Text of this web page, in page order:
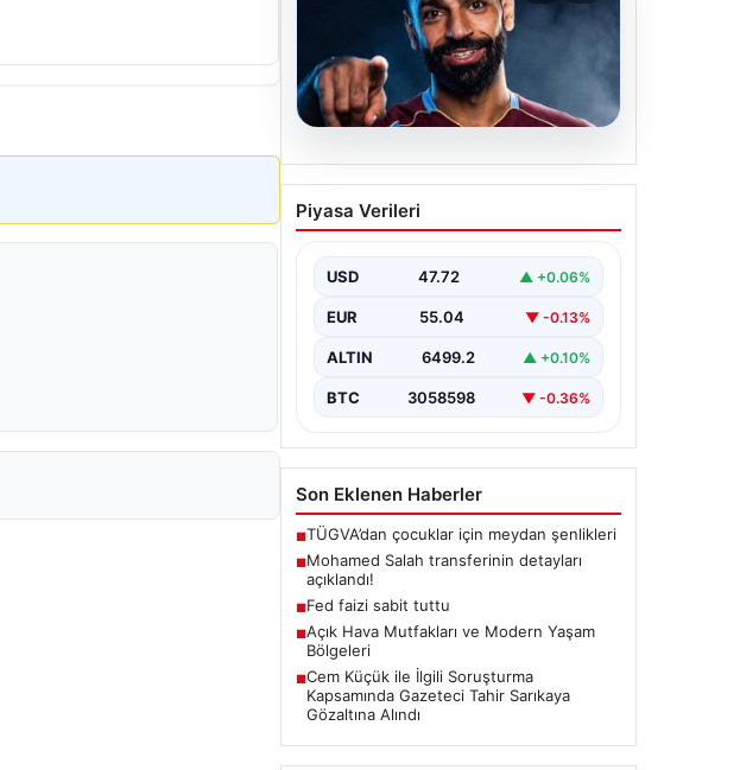
05.08.2026
Mohamed Salah
transferinin detayları
Piyasa Verileri
USD 47.72 ▲ +0.06%
EUR 55.04 ▼ -0.13%
ALTIN 6499.2 ▲ +0.10%
BTC 3058598 ▼ -0.36%
Son Eklenen Haberler
■TÜGVA’dan çocuklar için meydan şenlikleri
■Mohamed Salah transferinin detayları
açıklandı!
■Fed faizi sabit tuttu
■Açık Hava Mutfakları ve Modern Yaşam
Bölgeleri
■Cem Küçük ile İlgili Soruşturma
Kapsamında Gazeteci Tahir Sarıkaya
Gözaltına Alındı